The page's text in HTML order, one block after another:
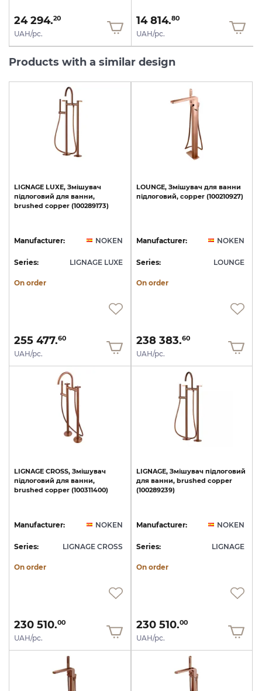
24 294.20
UAH/pc.
14 814.80
UAH/pc.
Products with a similar design
LIGNAGE LUXE, Змішувач
підлоговий для ванни,
brushed copper (100289173)
Manufacturer: NOKEN
Series: LIGNAGE LUXE
On order
255 477.60
UAH/pc.
LOUNGE, Змішувач для ванни
підлоговий, copper (100210927)
Manufacturer: NOKEN
Series: LOUNGE
On order
238 383.60
UAH/pc.
LIGNAGE CROSS, Змішувач
підлоговий для ванни,
brushed copper (100311400)
Manufacturer: NOKEN
Series: LIGNAGE CROSS
On order
230 510.00
UAH/pc.
LIGNAGE, Змішувач підлоговий
для ванни, brushed copper
(100289239)
Manufacturer: NOKEN
Series: LIGNAGE
On order
230 510.00
UAH/pc.